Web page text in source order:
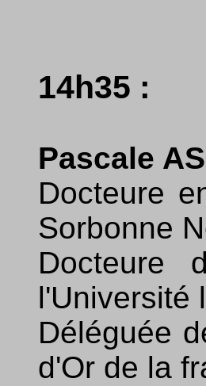
14h35 :
Pascale
Docteure
Sorbonne
Docteure
l'Université
Déléguée
d'Or de la